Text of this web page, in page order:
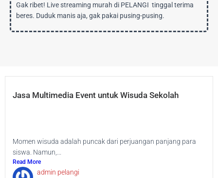
Gak ribet! Live streaming murah di PELANGI tinggal terima
beres. Duduk manis aja, gak pakai pusing-pusing.
Jasa Multimedia Event untuk Wisuda Sekolah
Momen wisuda adalah puncak dari perjuangan panjang para
siswa. Namun,...
Read More
admin pelangi